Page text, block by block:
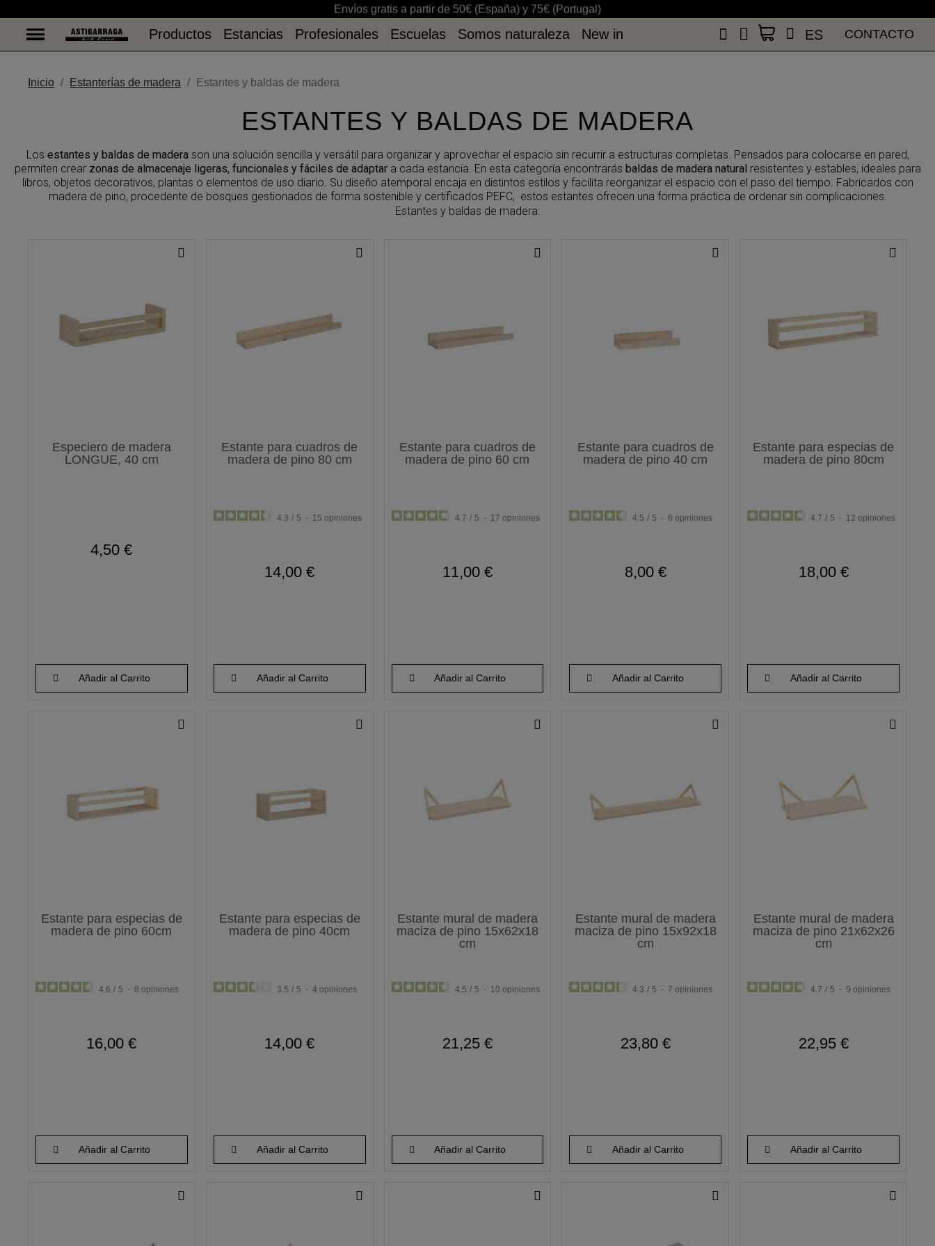
Productos Estancias Profesionales Escuelas Somos naturaleza New in ES CONTACTO
Envíos gratis a partir de 50€ (España) y 75€ (Portugal)
Productos Estancias Profesionales Escuelas Somos naturaleza New in ES CONTACTO
Inicio Estanterías de madera Estantes y baldas de madera
ESTANTES Y BALDAS DE MADERA
Los estantes y baldas de maderason una solución sencilla y versátil para organizar y aprovechar el espacio sin recurrir a estructuras completas. Pensados para colocarse en pared,
permiten crear zonas de almacenaje ligeras, funcionales y fáciles de adaptara cada estancia. En esta categoría encontrarás baldas de madera natural resistentes y estables, ideales para
libros, objetos decorativos, plantas o elementos de uso diario. Su diseño atemporal encaja en distintos estilos y facilita reorganizar el espacio con el paso del tiempo. Fabricados con
madera de pino, procedente de bosques gestionados de forma sostenible y certificados PEFC, estos estantes ofrecen una forma práctica de ordenar sin complicaciones.
Estantes y baldas de madera:
Especiero de madera
LONGUE, 40 cm
4,50 €
Añadir al Carrito
Estante para cuadros de
madera de pino 80 cm
4.3 / 5 - 15 opiniones
14,00 €
Añadir al Carrito
Estante para cuadros de
madera de pino 60 cm
4.7 / 5 - 17 opiniones
11,00 €
Añadir al Carrito
Estante para cuadros de
madera de pino 40 cm
4.5 / 5 - 6opiniones
8,00 €
Añadir al Carrito
Estante para especias de
madera de pino 80cm
4.7 / 5 - 12opiniones
18,00 €
Añadir al Carrito
Estante para especias de
madera de pino 60cm
4.6 / 5 - 8 opiniones
16,00 €
Añadir al Carrito
Estante para especias de
madera de pino 40cm
3.5 / 5 - 4 opiniones
14,00 €
Añadir al Carrito
Estante mural de madera
maciza de pino 15x62x18
cm
4.5 / 5 - 10 opiniones
21,25 €
Añadir al Carrito
Estante mural de madera
maciza de pino 15x92x18
cm
4.3 / 5 - 7opiniones
23,80 €
Añadir al Carrito
Estante mural de madera
maciza de pino 21x62x26
cm
4.7 / 5 - 9opiniones
22,95 €
Añadir al Carrito